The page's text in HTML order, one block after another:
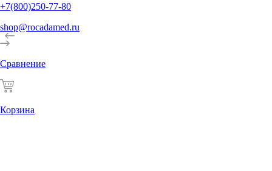
+7(800)250-77-80
shop@rocadamed.ru
Сравнение
Корзина